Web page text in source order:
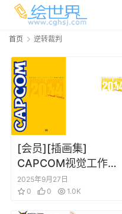
首页 逆转裁判
[会员][插画集]
CAPCOM视觉工作室
2004-2014 カプコン
ワークス
2025年9月27日
0
0 1.0K